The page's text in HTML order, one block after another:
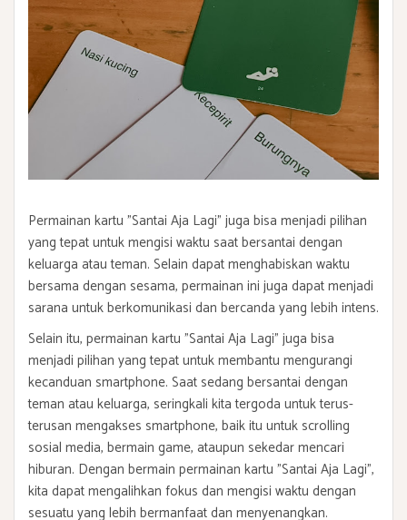
Permainan kartu "Santai Aja Lagi" juga bisa menjadi pilihan
yang tepat untuk mengisi waktu saat bersantai dengan
keluarga atau teman. Selain dapat menghabiskan waktu
bersama dengan sesama, permainan ini juga dapat menjadi
sarana untuk berkomunikasi dan bercanda yang lebih intens.
Selain itu, permainan kartu "Santai Aja Lagi" juga bisa
menjadi pilihan yang tepat untuk membantu mengurangi
kecanduan smartphone. Saat sedang bersantai dengan
teman atau keluarga, seringkali kita tergoda untuk terus-
terusan mengakses smartphone, baik itu untuk scrolling
sosial media, bermain game, ataupun sekedar mencari
hiburan. Dengan bermain permainan kartu "Santai Aja Lagi",
kita dapat mengalihkan fokus dan mengisi waktu dengan
sesuatu yang lebih bermanfaat dan menyenangkan.